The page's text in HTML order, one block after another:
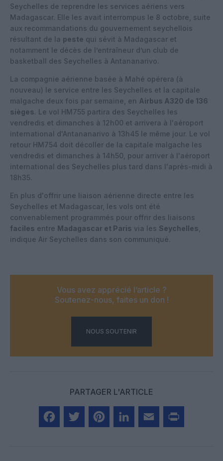
Seychelles de reprendre les services aériens vers
Madagascar. Elle les avait interrompus le 8 octobre, suite
aux recommandations du gouvernement seychellois
résultant de la peste qui sévit à Madagascar et
notamment le décès de l’entraîneur d’un club de
basketball des Seychelles à Antananarivo.
La compagnie aérienne basée à Mahé opérera (à
nouveau) le service entre les Seychelles et la capitale
malgache deux fois par semaine, en Airbus A320 de 136
sièges. Le vol HM755 partira des Seychelles les
vendredis et dimanches à 12h00 et arrivera à l'aéroport
international d'Antananarivo à 13h45 le même jour. Le vol
retour HM754 doit décoller de la capitale malgache les
vendredis et dimanches à 14h50, pour arriver à l'aéroport
international des Seychelles plus tard dans l'après-midi à
18h35.
En plus d'offrir une liaison aérienne directe entre les
Seychelles et Madagascar, les vols ont été
convenablement programmés pour offrir des liaisons
faciles entre Madagascar et Paris via les Seychelles
indique Air Seychelles dans son communiqué.
Vous avez apprécié l’article ?
Soutenez-nous, faites un don !
NOUS SOUTENIR
PARTAGER L'ARTICLE